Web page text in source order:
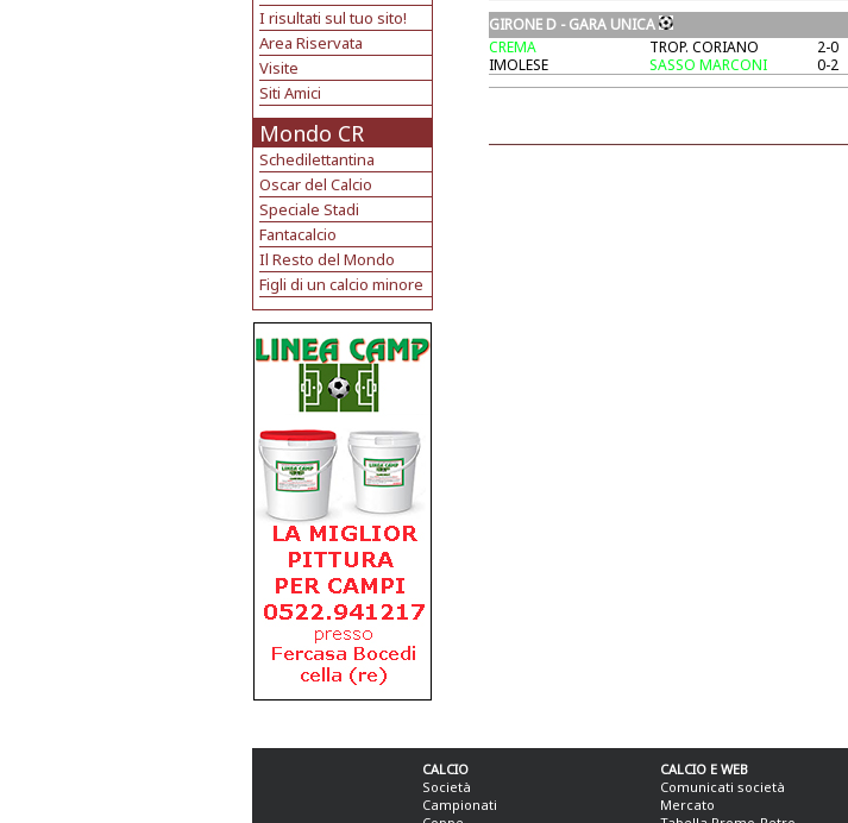
I risultati sul tuo sito!
Area Riservata
Visite
Siti Amici
Mondo CR
Schedilettantina
Oscar del Calcio
Speciale Stadi
Fantacalcio
Il Resto del Mondo
Figli di un calcio minore
GIRONE D - GARA UNICA
CREMA
TROP. CORIANO 2-0
IMOLESE SASSO MARCONI 0-2
CALCIO
Società
Campionati
CALCIO E WEB
Comunicati società
Mercato